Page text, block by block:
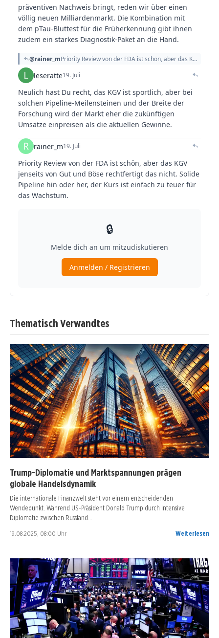
Thematisch Verwandtes
Trump-Diplomatie und Marktspannungen prägen
globale Handelsdynamik
Die internationale Finanzwelt steht vor einem entscheidenden
Wendepunkt. Während US-Präsident Donald Trump durch intensive
Diplomatie zwischen Russland…
19.08.2025, 08:00 Uhr Weiterlesen